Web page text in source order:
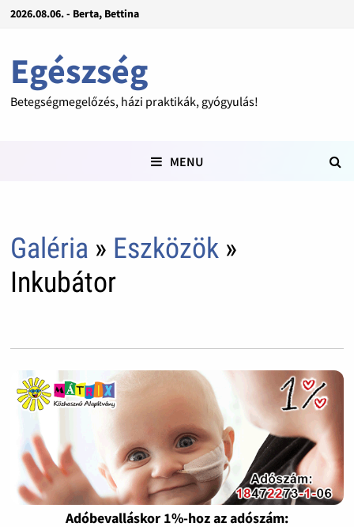
2026.08.06. - Berta, Bettina
Egészség
Betegségmegelőzés, házi praktikák, gyógyulás!
MENU
Galéria » Eszközök»
Inkubátor
Adóbevalláskor 1%-hoz az adószám: